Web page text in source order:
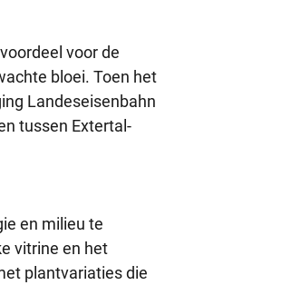
voor de
bloei. Toen het
Landeseisenbahn
tussen Extertal-
en milieu te
vitrine en het
plantvariaties die